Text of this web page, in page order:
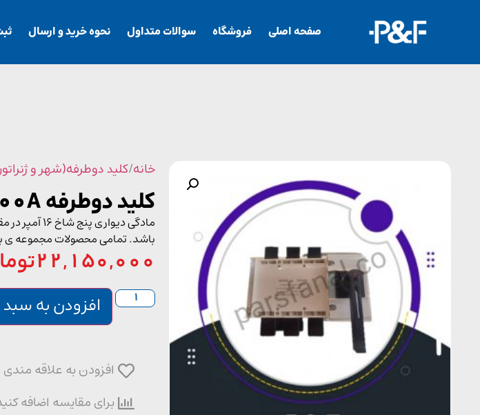
صفحه اصلی فروشگاه سوالات متداول نحوه خرید و ارسال
خانه/کلید دوطرفه(شهر و
کلید دوطرفه 400A
مادگی
باشد. تمامی محصولات مجموعه ی
22,150,000
افزودن به سبد
افزودن به علاقه مندی
برای مقایسه اضافه